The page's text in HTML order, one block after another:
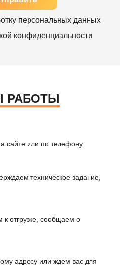
персональных данных
конфиденциальности
РАБОТЫ
сайте или по телефону
техническое задание,
к отгрузке, сообщаем о
адресу или ждем вас для